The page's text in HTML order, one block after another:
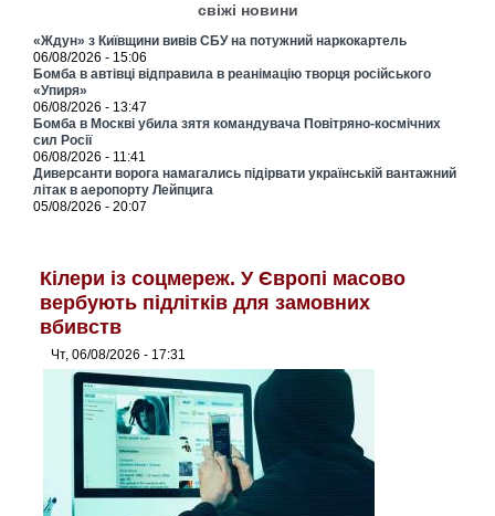
свіжі новини
«Ждун» з Київщини вивів СБУ на потужний наркокартель
06/08/2026 - 15:06
Бомба в автівці відправила в реанімацію творця російського
«Упиря»
06/08/2026 - 13:47
Бомба в Москві убила зятя командувача Повітряно-космічних
сил Росії
06/08/2026 - 11:41
Диверсанти ворога намагались підірвати українській вантажний
літак в аеропорту Лейпцига
05/08/2026 - 20:07
Кілери із соцмереж. У Європі масово
вербують підлітків для замовних
вбивств
Чт, 06/08/2026 - 17:31